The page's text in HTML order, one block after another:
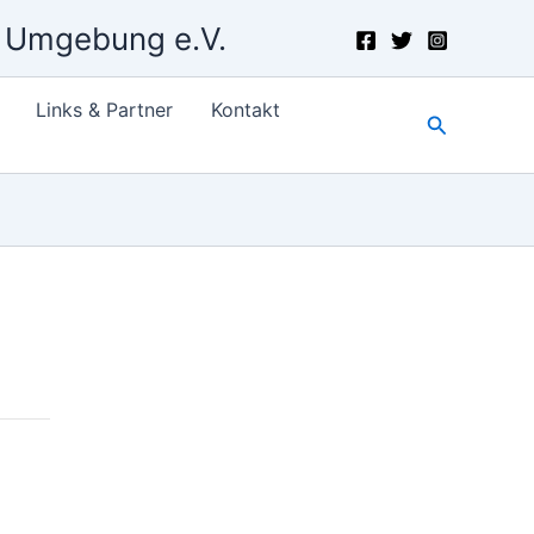
e.V.
Links & Partner Kontakt Suchen